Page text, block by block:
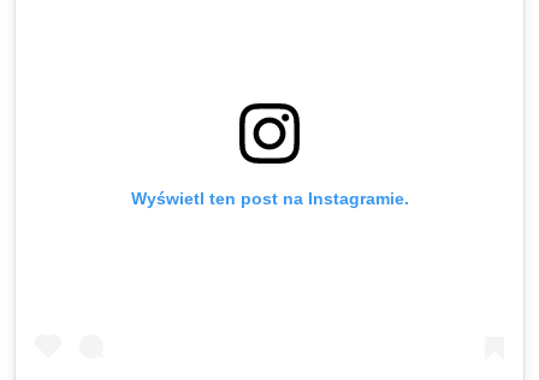
Wyświetl ten post na Instagramie.